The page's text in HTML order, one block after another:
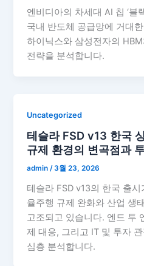
엔비디아의 차세대 AI 칩 ‘블
국내 반도체 공급망에 거대
하이닉스와 삼성전자의
전략을 분석합니다.
Uncategorized
테슬라 FSD v13 한국
규제 환경의 변곡점과
admin/3월 23, 2026
테슬라 FSD v13의 한국 출
율주행 규제 완화와 산업 생
고조되고 있습니다. 엔드 투
제 대응, 그리고 IT 및 투자
심층 분석합니다.